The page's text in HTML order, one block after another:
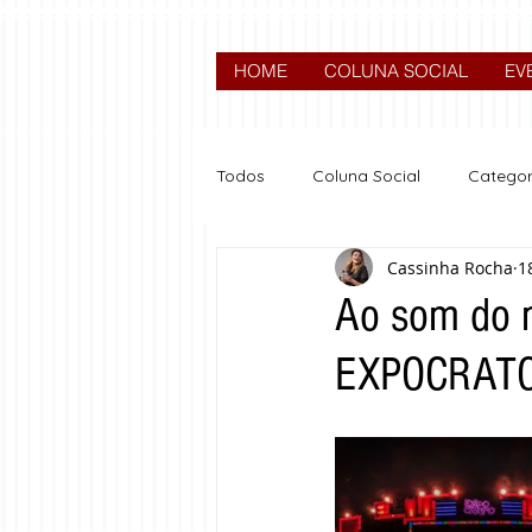
HOME COLUNA SOCIAL
Todos Coluna Social
Nova categoria
Ao som do
Cassinha Rocha